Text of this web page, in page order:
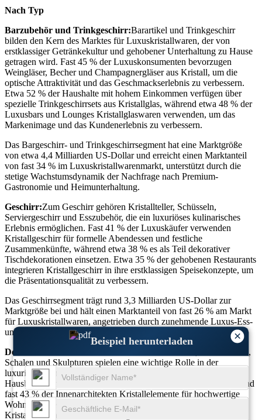
×
Beispiel herunterladen
Nach Typ
Barzubehör und Trinkgeschirr:Barartikel und Trinkgeschirr
bilden den Kern des Marktes für Luxuskristallwaren, der von
erstklassiger Getränkekultur und gehobener Unterhaltung zu Hause
getragen wird. Fast 45 % der Luxuskonsumenten bevorzugen
Weingläser, Becher und Champagnergläser aus Kristall, um die
optische Attraktivität und das Geschmackserlebnis zu verbessern.
Etwa 52 % der Haushalte mit hohem Einkommen verfügen über
spezielle Trinkgeschirrsets aus Kristallglas, während etwa 48 % der
Luxusbars und Lounges Kristallglaswaren verwenden, um das
Markenimage und das Kundenerlebnis zu verbessern.
Das Bargeschirr- und Trinkgeschirrsegment hat eine Marktgröße
von etwa 4,4 Milliarden US-Dollar und erreicht einen Marktanteil
von fast 34 % im Luxuskristallwarenmarkt, unterstützt durch die
stetige Wachstumsdynamik der Nachfrage nach Premium-
Gastronomie und Heimunterhaltung.
Geschirr:Zum Geschirr gehören Kristallteller, Schüsseln,
Serviergeschirr und Esszubehör, die ein luxuriöses kulinarisches
Erlebnis ermöglichen. Fast 41 % der Luxuskäufer verwenden
Kristallgeschirr für formelle Abendessen und festliche
Zusammenkünfte, während etwa 38 % es als Teil dekorativer
Tischdekorationen einsetzen. Etwa 35 % der gehobenen Restaurants
integrieren Kristallgeschirr in ihre erstklassigen Speisekonzepte, um
die Präsentationsqualität zu verbessern.
Das Geschirrsegment trägt rund 3,3 Milliarden US-Dollar zur
Marktgröße bei und hält einen Marktanteil von fast 26 % am Markt
für Luxuskristallwaren, angetrieben durch zunehmende Luxus-Ess-
und Premium-Wohndekor-Trends.
Dekorationen:
Dekorative Kristallwaren wie Vasen, Tafelaufsätze,
Schalen und Skulpturen spielen eine wichtige Rolle in der
luxuriösen Innenarchitektur. Rund 47 % der wohlhabenden
Hausbesitzer nutzen Kristalldekor als Statement-Elemente, während
fast 43 % der Innenarchitekten Kristallelemente für hochwertige
Wohnprojekte empfehlen. Etwa 39 % der Käufe von dekorativem
Kristall stehen im Zusammenhang mit Geschenkanlässen.